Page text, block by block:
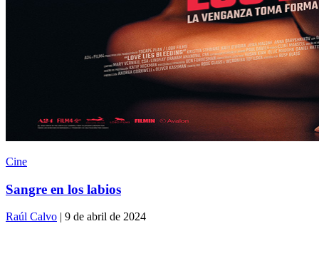
Cine
Sangre en los labios
Raúl Calvo | 9 de abril de 2024